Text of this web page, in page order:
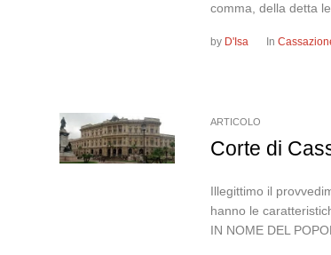
comma, della detta
by D'Isa In
ARTICOLO
Corte di
Illegittimo il
hanno le
IN NOME DEL